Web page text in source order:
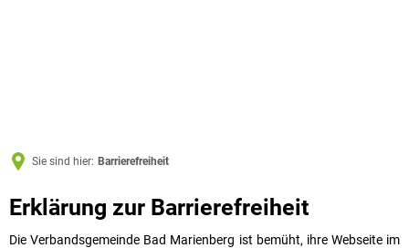
Sie sind hier: Barrierefreiheit
Barrierefreiheit
Erklärung zur Barrierefreiheit
Die Verbandsgemeinde Bad Marienberg ist bemüht, ihre Webseite im